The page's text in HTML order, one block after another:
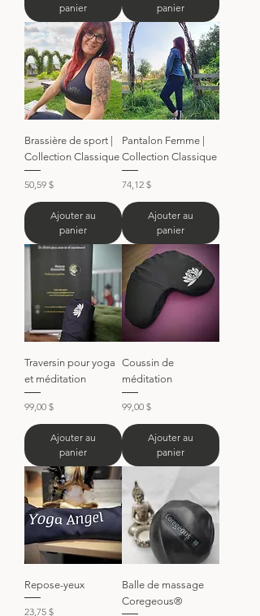
panier
panier
Brassière de sport |
Collection Classique
Prix
50,59 $
Ajouter au
panier
Pantalon Femme |
Collection Classique
Prix
74,12 $
Ajouter au
panier
Traversin pour yoga
et méditation
Prix
99,00 $
Ajouter au
panier
Coussin de
méditation
Prix
99,00 $
Ajouter au
panier
Repose-yeux
Prix
23,75 $
Balle de massage
Coregeous®